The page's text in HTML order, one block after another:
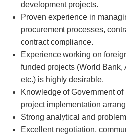
development projects.
Proven experience in
procurement processes,
contract compliance.
Experience working on
funded projects (World Bank,
etc.) is highly desirable.
Knowledge of Government
project implementation
Strong analytical and
Excellent negotiation,